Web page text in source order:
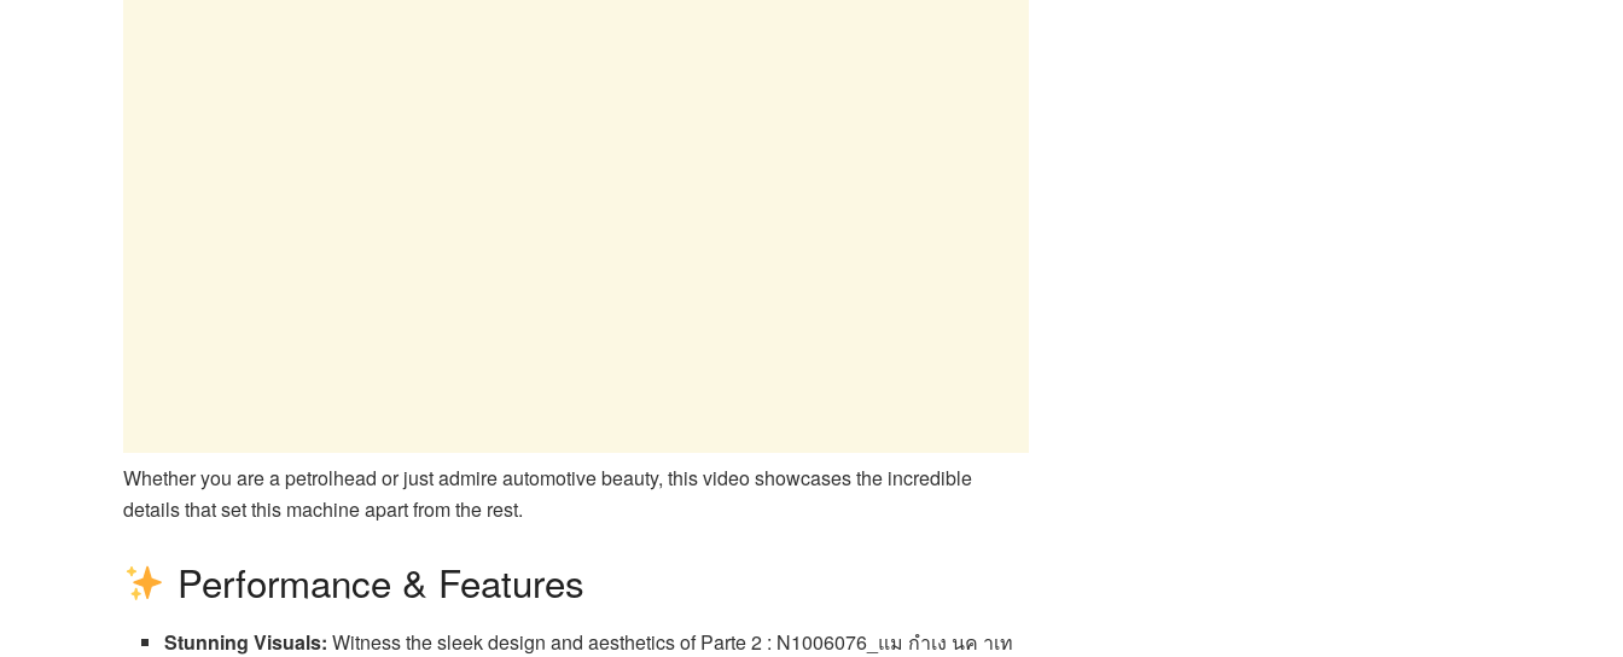
Whether you are a petrolhead or just admire automotive beauty, this video showcases the incredible
details that set this machine apart from the rest.
Performance & Features
Stunning Visuals: Witness the sleek design and aesthetics of Parte 2 : N1006076_แม กำเง นค าเท